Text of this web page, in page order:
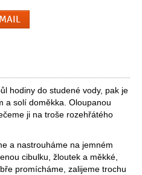
hodiny do studené vody, pak je
a solí doměkka. Oloupanou
ji na troše rozehřátého
a nastrouháme na jemném
cibulku, žloutek a měkké,
promícháme, zalijeme trochu